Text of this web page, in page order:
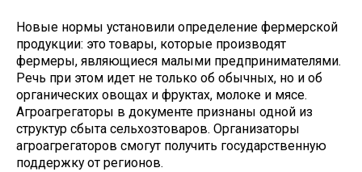
Новые нормы установили определение фермерской
продукции: это товары, которые производят
фермеры, являющиеся малыми предпринимателями.
Речь при этом идет не только об обычных, но и об
органических овощах и фруктах, молоке и мясе.
Агроагрегаторы в документе признаны одной из
структур сбыта сельхозтоваров. Организаторы
агроагрегаторов смогут получить государственную
поддержку от регионов.